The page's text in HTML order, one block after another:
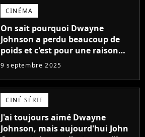
CINÉMA
On sait pourquoi Dwayne
Johnson a perdu beaucoup de
poids et c'est pour une raison
importante
9 septembre 2025
CINÉ SÉRIE
J'ai toujours aimé Dwayne
Johnson, mais aujourd'hui John